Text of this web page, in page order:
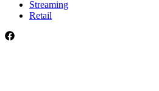
Streaming
Retail